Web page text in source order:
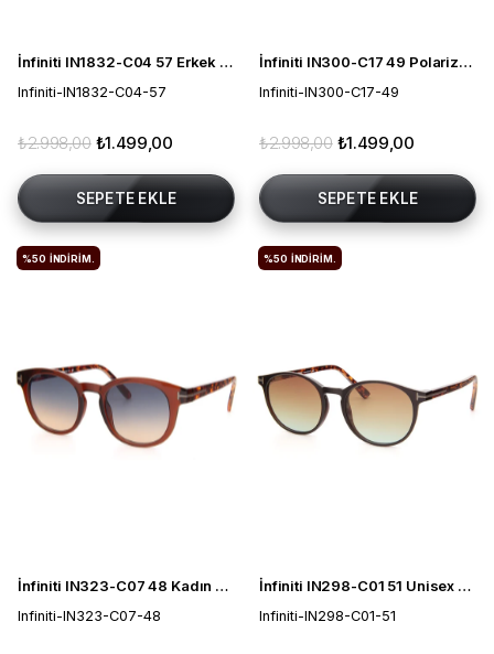
İnfiniti IN1832-C04 57 Erkek Güneş Gözlüğü
Infiniti-IN1832-C04-57
₺1.499,00
₺2.998,00
SEPETE EKLE
İnfiniti IN300-C17 49 Polarize Unisex Güneş Gözlüğü
Infiniti-IN300-C17-49
₺1.499,00
₺2.998,00
SEPETE EKLE
İnfiniti IN323-C07 48 Kadın Güneş Gözlüğü
Infiniti-IN323-C07-48
%50 İNDIRIM.
İnfiniti IN298-C01 51 Unisex Güneş Gözlüğü
Infiniti-IN298-C01-51
%50 İNDIRIM.